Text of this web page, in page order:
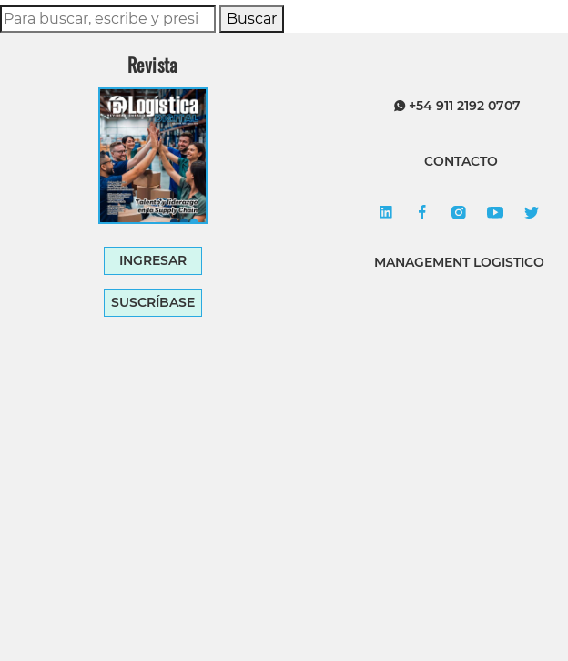
Buscar
Revista
INGRESAR
SUSCRÍBASE
+54 911 2192 0707
CONTACTO
MANAGEMENT LOGISTICO